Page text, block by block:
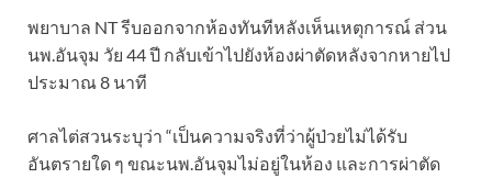
พยาบาล NT รีบออกจากห้องทันทีหลังเห็นเหตุการณ์ ส่วน
นพ.อันจุม วัย 44 ปี กลับเข้าไปยังห้องผ่าตัดหลังจากหายไป
ประมาณ 8 นาที
ศาลไต่สวนระบุว่า “เป็นความจริงที่ว่าผู้ป่วยไม่ได้รับ
อันตรายใด ๆ ขณะนพ.อันจุมไม่อยู่ในห้อง และการผ่าตัด